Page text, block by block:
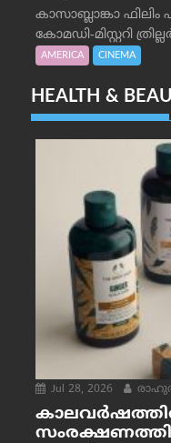
കാസാബ്ലാങ്കാ
കോമഡി-മിസ്റ്ററി
AMERICA CINEMA
HEALTH &
Jul 28, 2026